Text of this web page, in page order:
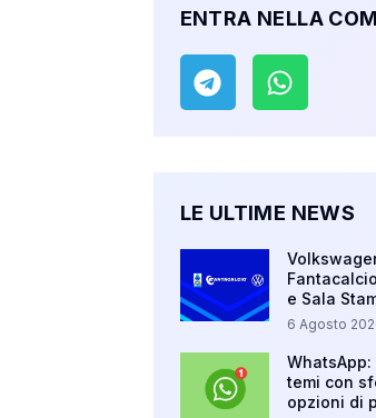
ENTRA NELLA
LE ULTIME NEWS
e Sala
6 Agosto
temi con
opzioni di